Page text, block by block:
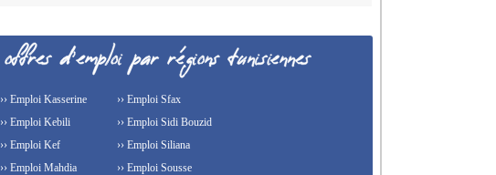
›› Emploi Kasserine
›› Emploi Kebili
›› Emploi Kef
›› Emploi Mahdia
›› Emploi Sfax
›› Emploi Sidi Bouzid
›› Emploi Siliana
›› Emploi Sousse